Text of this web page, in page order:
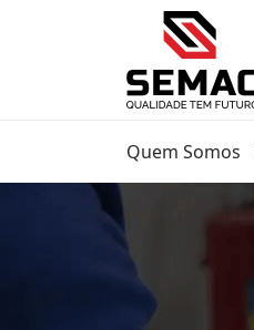
Quem Somos